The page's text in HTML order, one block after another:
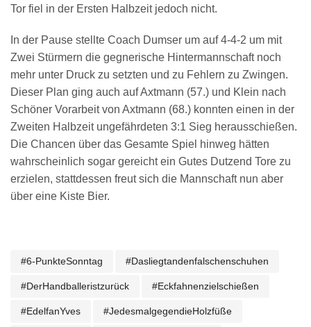
Tor fiel in der Ersten Halbzeit jedoch nicht.
In der Pause stellte Coach Dumser um auf 4-4-2 um mit
Zwei Stürmern die gegnerische Hintermannschaft noch
mehr unter Druck zu setzten und zu Fehlern zu Zwingen.
Dieser Plan ging auch auf Axtmann (57.) und Klein nach
Schöner Vorarbeit von Axtmann (68.) konnten einen in der
Zweiten Halbzeit ungefährdeten 3:1 Sieg herausschießen.
Die Chancen über das Gesamte Spiel hinweg hätten
wahrscheinlich sogar gereicht ein Gutes Dutzend Tore zu
erzielen, stattdessen freut sich die Mannschaft nun aber
über eine Kiste Bier.
#6-PunkteSonntag #dasliegtandenfalschenschuhen
#derHandballeristzurück #eckfahnenzielschießen
#EdelfanYves #jedesmalgegendieHolzfüße